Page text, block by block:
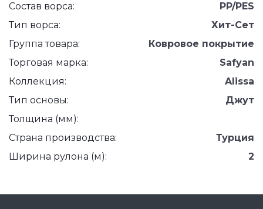
Состав ворса:
PP/PES
Тип ворса:
Хит-Сет
Группа товара:
Ковровое покрытие
Торговая марка:
Safyan
Коллекция:
Alissa
Тип основы:
Джут
Толщина (мм):
Страна производства:
Турция
Ширина рулона (м):
2